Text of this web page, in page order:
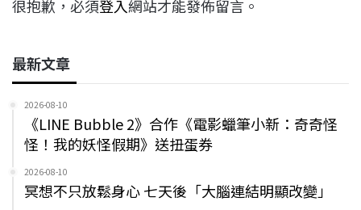
很抱歉，必須登入網站才能發佈留言。
最新文章
2026-08-10
《LINE Bubble 2》合作《電影蠟筆小新：奇奇怪
怪！我的妖怪假期》送扭蛋券
2026-08-10
冥想不只放鬆身心 七天後「大腦連結明顯改變」